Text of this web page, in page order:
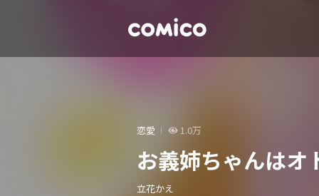
恋愛 1.0万
お義姉ちゃんはオ
立花かえ